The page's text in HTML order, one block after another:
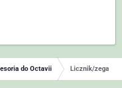
do Octavii Licznik/zegary